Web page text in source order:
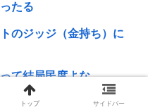
たる
のジッジ（金持ち）に
て結局民度よな
取れなかった理由
トップ サイドバー